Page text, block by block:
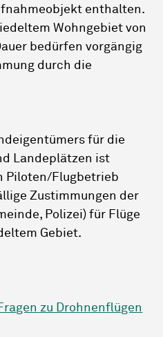
enthalten.
Wohngebiet von
bedürfen vorgängig
durch die
für die
Landeplätzen ist
Piloten/Flugbetrieb
Zustimmungen der
Polizei) für Flüge
Gebiet.
zu Drohnenflügen